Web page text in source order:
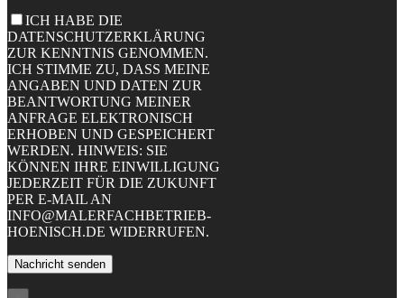
ICH HABE DIE
DATENSCHUTZERKLÄRUNG
ZUR KENNTNIS GENOMMEN.
ICH STIMME ZU, DASS MEINE
ANGABEN UND DATEN ZUR
BEANTWORTUNG MEINER
ANFRAGE ELEKTRONISCH
ERHOBEN UND GESPEICHERT
WERDEN. HINWEIS: SIE
KÖNNEN IHRE EINWILLIGUNG
JEDERZEIT FÜR DIE ZUKUNFT
PER E-MAIL AN
INFO@MALERFACHBETRIEB-
HOENISCH.DE WIDERRUFEN.